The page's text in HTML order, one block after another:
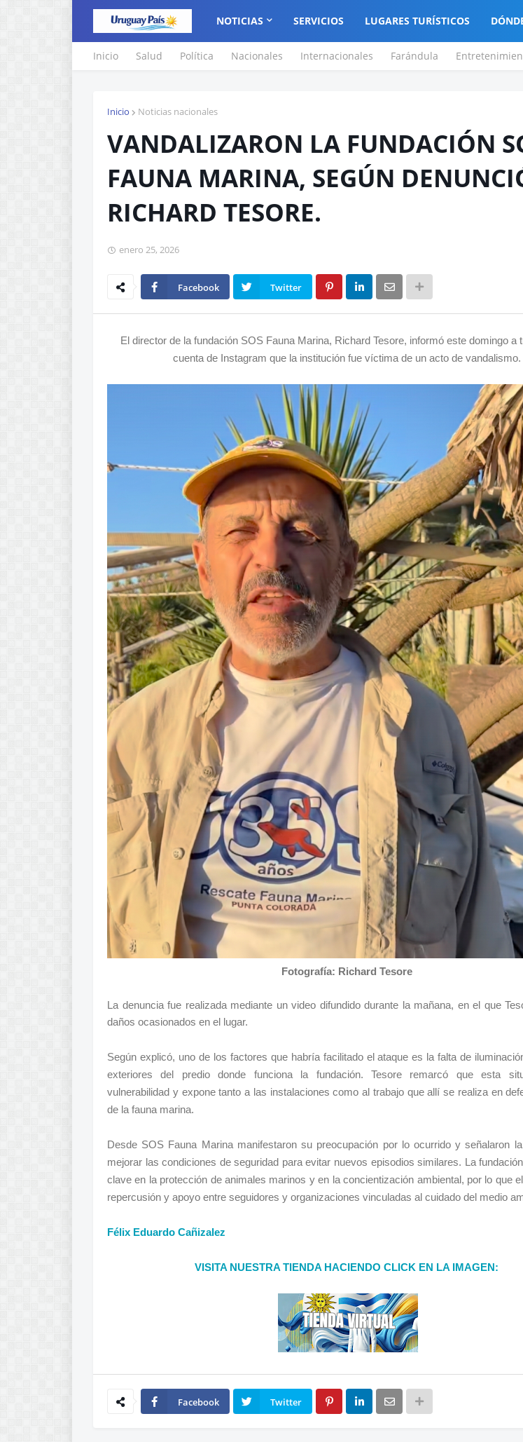
NOTICIAS SERVICIOS LUGARES TURÍSTICOS
Inicio Salud Política Nacionales Internacionales Farándula
Inicio Noticias nacionales
VANDALIZARON LA FUNDACIÓN
FAUNA MARINA, SEGÚN
RICHARD TESORE.
enero 25, 2026
Facebook Twitter
El director de la fundación SOS Fauna Marina, Richard Tesore, informó este domingo a
cuenta de Instagram que la institución fue víctima de un acto de vandalismo.
Fotografía: Richard Tesore
La denuncia fue realizada mediante un video difundido durante la mañana, en el que
daños ocasionados en el lugar.
Según explicó, uno de los factores que habría facilitado el ataque es la falta de
exteriores del predio donde funciona la fundación. Tesore remarcó que esta
vulnerabilidad y expone tanto a las instalaciones como al trabajo que allí se realiza en
de la fauna marina.
Desde SOS Fauna Marina manifestaron su preocupación por lo ocurrido y señalaron
mejorar las condiciones de seguridad para evitar nuevos episodios similares. La
clave en la protección de animales marinos y en la concientización ambiental, por lo que
repercusión y apoyo entre seguidores y organizaciones vinculadas al cuidado del medio
Félix Eduardo Cañizalez
VISITA NUESTRA TIENDA HACIENDO CLICK EN LA IMAGEN:
Facebook Twitter